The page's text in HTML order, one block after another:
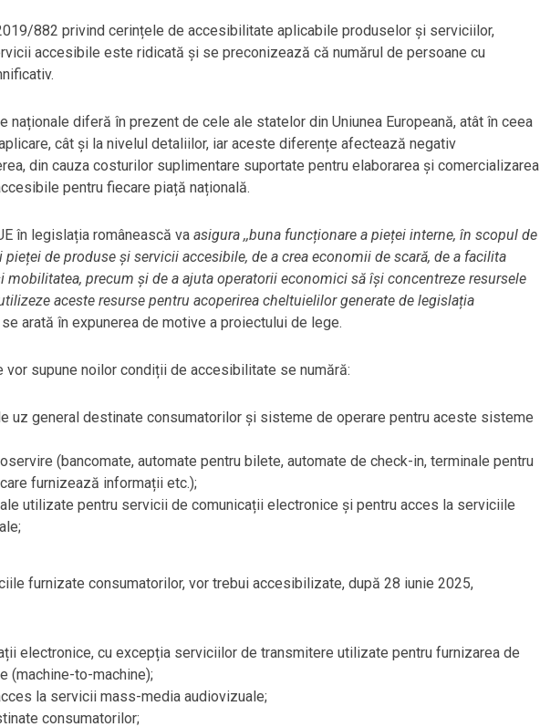
882 privind cerințele de accesibilitate aplicabile produselor și serviciilor,
accesibile este ridicată și se preconizează că numărul de persoane cu
naționale diferă în prezent de cele ale statelor din Uniunea Europeană, atât în ceea
cât și la nivelul detaliilor, iar aceste diferențe afectează negativ
din cauza costurilor suplimentare suportate pentru elaborarea și comercializarea
pentru fiecare piață națională.
în legislația românească va asigura ,,buna funcționare a pieței interne, în scopul de
de produse și servicii accesibile, de a crea economii de scară, de a facilita
precum și de a ajuta operatorii economici să își concentreze resursele
aceste resurse pentru acoperirea cheltuielilor generate de legislația
se arată în expunerea de motive a proiectului de lege.
vor supune noilor condiții de accesibilitate se numără:
uz general destinate consumatorilor și sisteme de operare pentru aceste sisteme
(bancomate, automate pentru bilete, automate de check-in, terminale pentru
furnizează informații etc.);
utilizate pentru servicii de comunicații electronice și pentru acces la serviciile
furnizate consumatorilor, vor trebui accesibilizate, după 28 iunie 2025,
electronice, cu excepția serviciilor de transmitere utilizate pentru furnizarea de
(machine-to-machine);
la servicii mass-media audiovizuale;
consumatorilor;